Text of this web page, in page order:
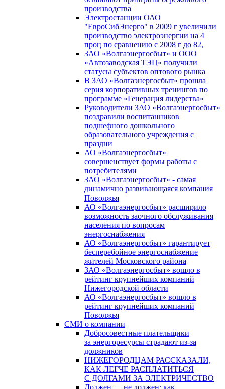
производства
Электростанции ОАО
"ЕвроСибЭнерго" в 2009 г увеличили
производство электроэнергии на 4
проц по сравнению с 2008 г до 82,
ЗАО «Волгаэнергосбыт» и ООО
«Автозаводская ТЭЦ» получили
статусы субъектов оптового рынка
В ЗАО «Волгаэнергосбыт» прошла
серия корпоративных тренингов по
программе «Генерация лидерства»
Руководители ЗАО «Волгаэнергосбыт»
поздравили воспитанников
подшефного дошкольного
образовательного учреждения с
праздни
АО «Волгаэнергосбыт»
совершенствует формы работы с
потребителями
ЗАО «Волгаэнергосбыт» - самая
динамично развивающаяся компания
Поволжья
АО «Волгаэнергосбыт» расширило
возможность заочного обслуживания
населения по вопросам
энергоснабжения
АО «Волгаэнергосбыт» гарантирует
бесперебойное энергоснабжение
жителей Московского района
ЗАО «Волгаэнергосбыт» вошло в
рейтинг крупнейших компаний
Нижегородской области
АО «Волгаэнергосбыт» вошло в
рейтинг крупнейших компаний
Поволжья
СМИ о компании
Добросовестные плательщики
за энергоресурсы страдают из-за
должников
НИЖЕГОРОДЦАМ РАССКАЗАЛИ,
КАК ЛЕГЧЕ РАСПЛАТИТЬСЯ
С ДОЛГАМИ ЗА ЭЛЕКТРИЧЕСТВО